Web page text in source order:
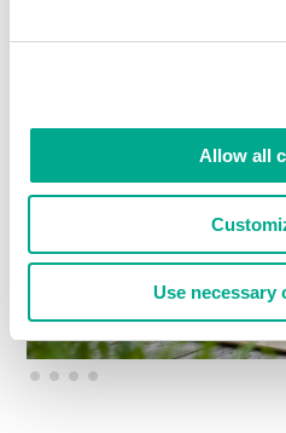
Allow all
Use necessary